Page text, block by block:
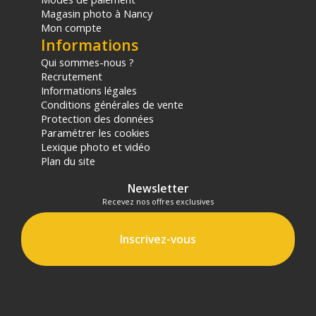
Magasin photo à Nancy
Mon compte
Informations
Qui sommes-nous ?
Recrutement
Informations légales
Conditions générales de vente
Protection des données
Paramétrer les cookies
Lexique photo et vidéo
Plan du site
Newsletter
Recevez nos offres exclusives
Inscrivez-vous